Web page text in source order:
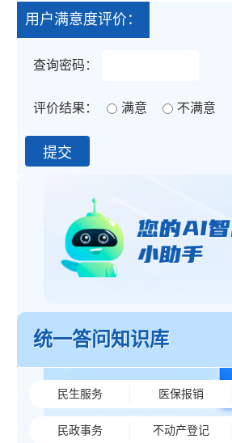
用户满意度评价：
查询密码：
评价结果： 满意 不满意
统一答问知识库
民生服务 医保报销
民政事务 不动产登记